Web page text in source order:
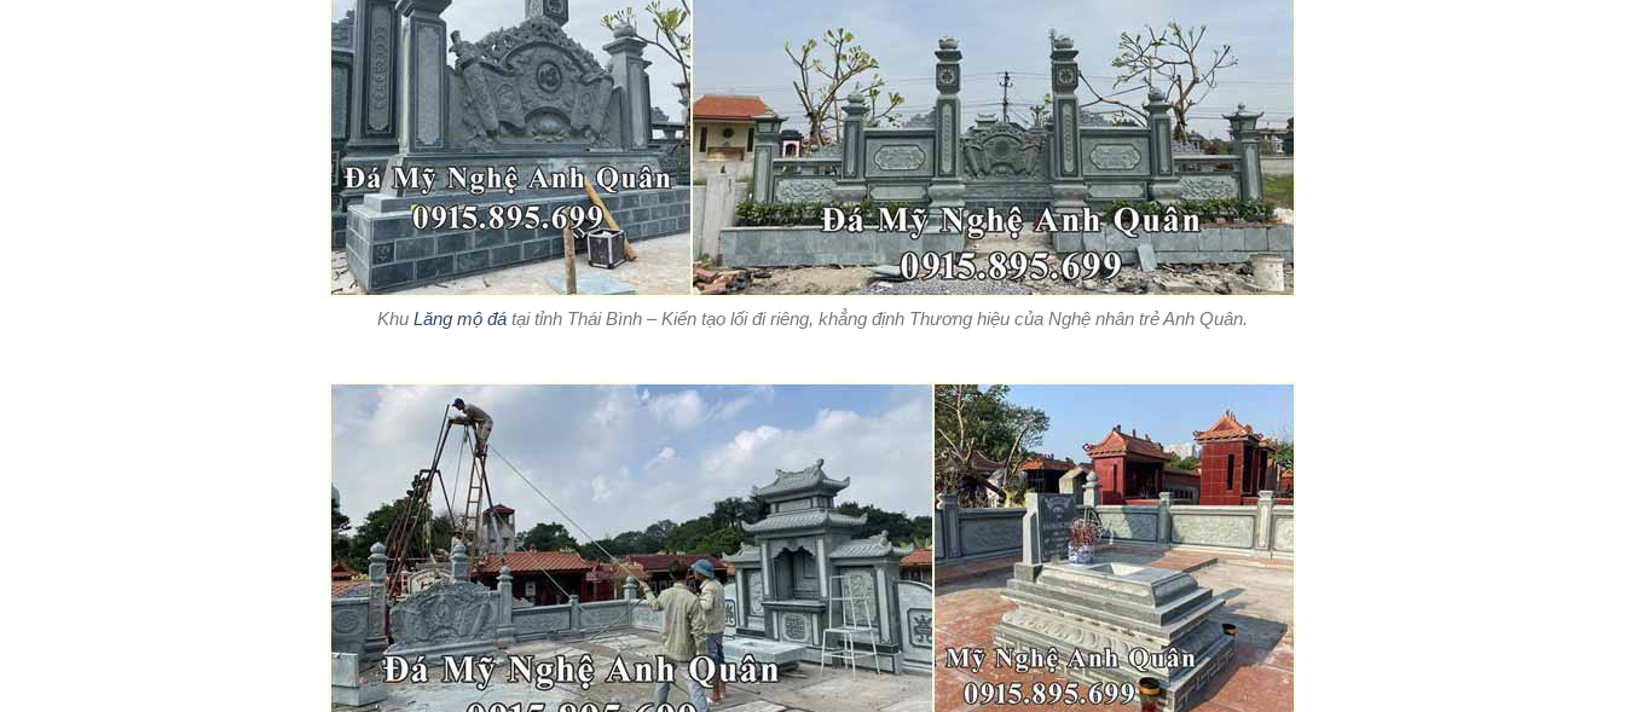
Khu Lăng mộ đá tại tỉnh Thái Bình – Kiến tạo lối đi riêng, khẳng định Thương hiệu của Nghệ nhân trẻ Anh Quân.